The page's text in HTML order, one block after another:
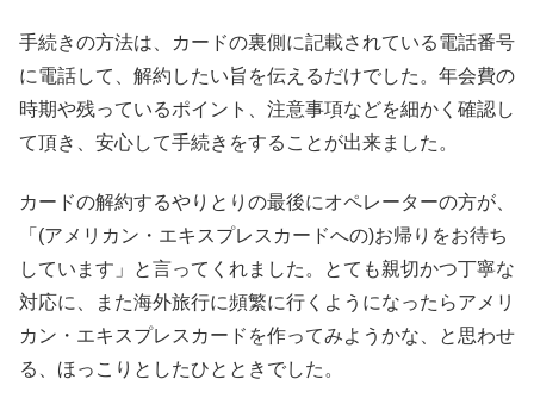
手続きの方法は、カードの裏側に記載されている電話番号
に電話して、解約したい旨を伝えるだけでした。年会費の
時期や残っているポイント、注意事項などを細かく確認し
て頂き、安心して手続きをすることが出来ました。
カードの解約するやりとりの最後にオペレーターの方が、
「(アメリカン・エキスプレスカードへの)お帰りをお待ち
しています」と言ってくれました。とても親切かつ丁寧な
対応に、また海外旅行に頻繁に行くようになったらアメリ
カン・エキスプレスカードを作ってみようかな、と思わせ
る、ほっこりとしたひとときでした。